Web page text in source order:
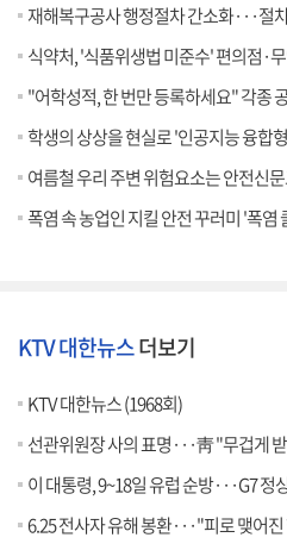
재해복구공사 행정절차 간소화···절
식약처, '식품위생법 미준수' 편의점·
"어학성적, 한 번만 등록하세요" 각종 공공채용 및 자격
학생의 상상을 현실로 '인공지능 융합형 교육실' 전국
여름철 우리 주변 위험요소는 안전신
폭염 속 농업인 지킬 안전 꾸러미 '폭염
KTV 대한뉴스더보기
KTV 대한뉴스 (1968회)
선관위원장 사의 표명···靑 "무겁게
이 대통령, 9~18일 유럽 순방···G7 정
6.25 전사자 유해 봉환···"피로 맺어